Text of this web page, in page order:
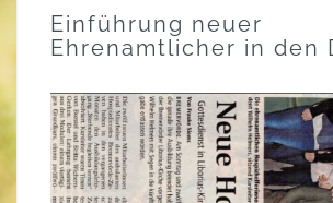
Einführung neuer
Ehrenamtlicher in den